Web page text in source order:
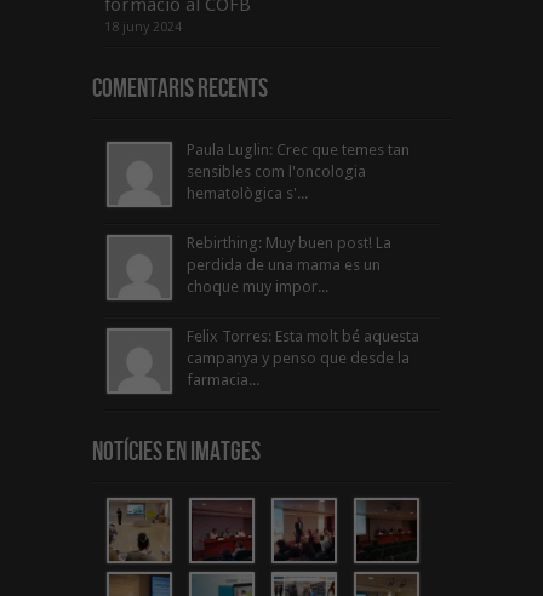
formació al COFB
18 juny 2024
Comentaris Recents
Paula Luglin: Crec que temes tan
sensibles com l'oncologia
hematològica s'...
Rebirthing: Muy buen post! La
perdida de una mama es un
choque muy impor...
Felix Torres: Esta molt bé aquesta
campanya y penso que desde la
farmacia...
Notícies en Imatges